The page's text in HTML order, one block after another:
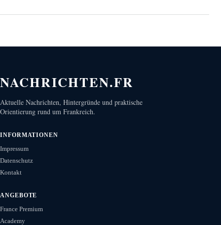
NACHRICHTEN.FR
Aktuelle Nachrichten, Hintergründe und praktische
Orientierung rund um Frankreich.
INFORMATIONEN
Impressum
Datenschutz
Kontakt
ANGEBOTE
France Premium
Academy